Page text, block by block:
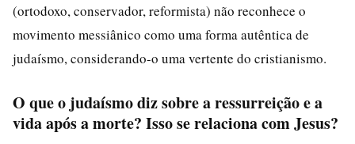
(ortodoxo, conservador, reformista) não reconhece o
movimento messiânico como uma forma autêntica de
judaísmo, considerando-o uma vertente do cristianismo.
O que o judaísmo diz sobre a ressurreição e a
vida após a morte? Isso se relaciona com Jesus?